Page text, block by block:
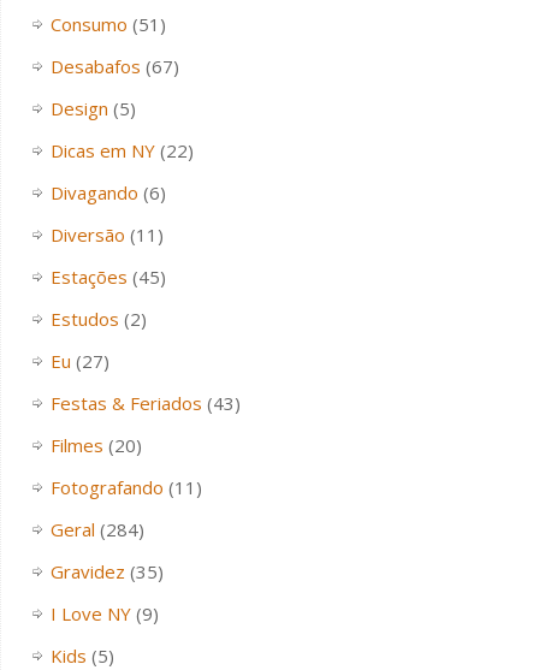
Consumo (51)
Desabafos (67)
Design (5)
Dicas em NY(22)
Divagando (6)
Diversão (11)
Estações (45)
Estudos (2)
Eu (27)
Festas & Feriados (43)
Filmes (20)
Fotografando (11)
Geral (284)
Gravidez (35)
I Love NY(9)
Kids (5)